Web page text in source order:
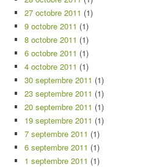
27 octobre 2011 (1)
9 octobre 2011 (1)
8 octobre 2011 (1)
6 octobre 2011 (1)
4 octobre 2011 (1)
30 septembre 2011 (1)
23 septembre 2011 (1)
20 septembre 2011 (1)
19 septembre 2011 (1)
7 septembre 2011 (1)
6 septembre 2011 (1)
1 septembre 2011 (1)